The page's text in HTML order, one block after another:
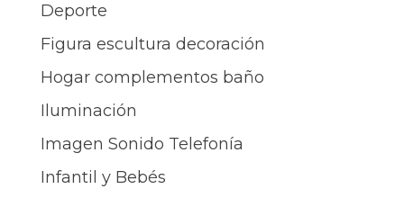
Deporte
Figura escultura decoración
Hogar complementos baño
Iluminación
Imagen Sonido Telefonía
Infantil y Bebés